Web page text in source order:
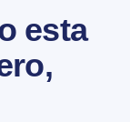
esta